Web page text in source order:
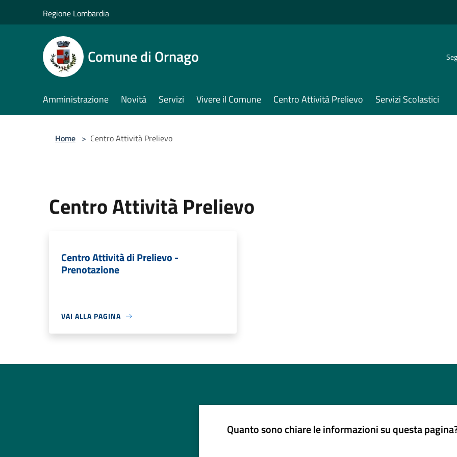
Regione Lombardia
Comune di Ornago
Amministrazione Novità Servizi Vivere il Comune Centro Attività Prelievo Servizi Scolastici
Home > Centro Attività Prelievo
Centro Attività Prelievo
Centro Attività di Prelievo -
Prenotazione
VAI ALLA PAGINA
Quanto sono chiare le informazioni su questa